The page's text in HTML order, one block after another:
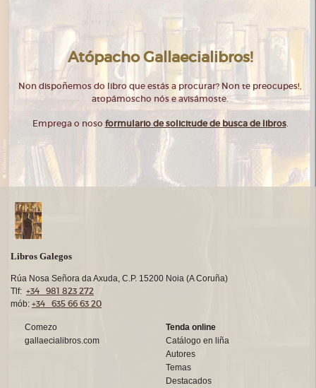
Atópacho Gallaecialibros!
Non dispoñemos do libro que estás a procurar? Non te preocupes!,
atopámoscho nós e avisámoste.
Emprega o noso formulario de solicitude de busca de libros.
Libros Galegos
Rúa Nosa Señora da Axuda, C.P. 15200 Noia (A Coruña)
Tlf: +34 981 823 272
mób: +34 635 66 63 20
Comezo
gallaecialibros.com
Tenda online
Catálogo en liña
Autores
Temas
Destacados